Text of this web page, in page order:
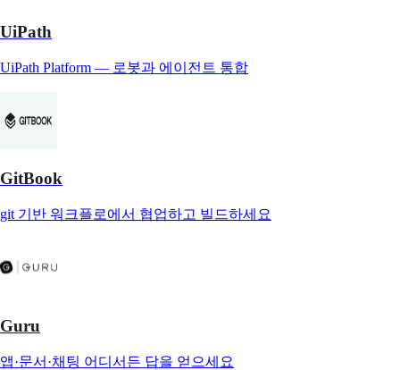
UiPath
UiPath Platform — 로봇과 에이전트 통합
GitBook
git 기반 워크플로에서 협업하고 빌드하세요
Guru
앱·문서·채팅 어디서든 답을 얻으세요